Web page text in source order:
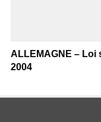
ALLEMAGNE – Loi
2004